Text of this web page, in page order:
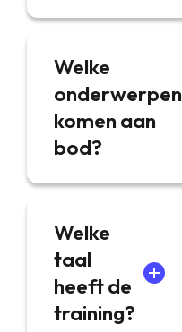
Welke
onderwerpen
komen aan
bod?
Welke
taal
heeft de
training?